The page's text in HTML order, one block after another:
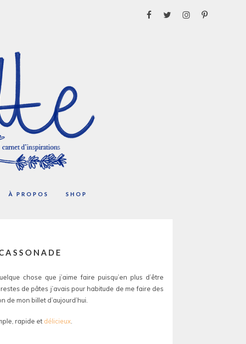
À PROPOS SHOP
chose que j’aime faire puisqu’en plus d’être
de pâtes j’avais pour habitude de me faire des
de mon billet d’aujourd’hui.
rapide et délicieux.